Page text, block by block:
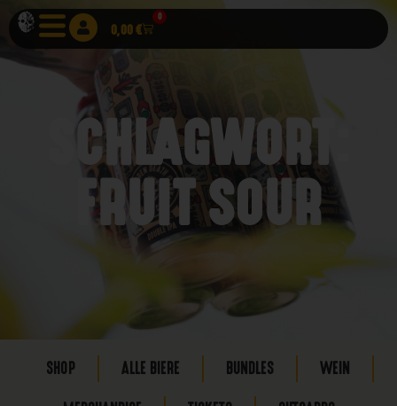
0,00€
0
SCHLAGWORT:
FRUIT SOUR
SHOP ALLE BIERE BUNDLES WEIN